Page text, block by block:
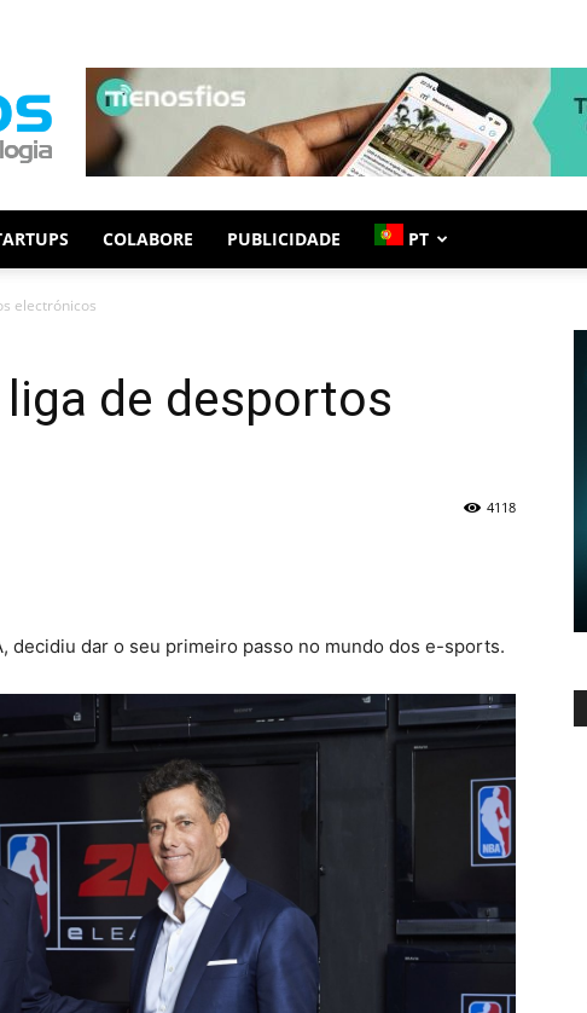
COLABORE PUBLICIDADE PT
electrónicos
de desportos
4118
decidiu dar o seu primeiro passo no mundo dos e-sports.